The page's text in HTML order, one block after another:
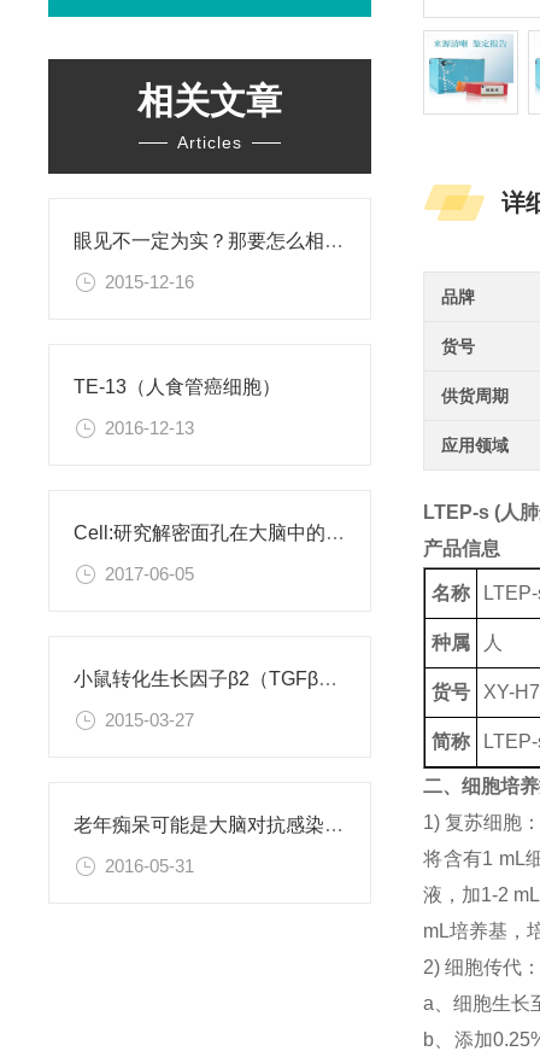
相关文章
Articles
眼见不一定为实？那要怎么相信这个世界？！
2015-12-16
TE-13（人食管癌细胞）
2016-12-13
Cell:研究解密面孔在大脑中的编码
2017-06-05
小鼠转化生长因子β2（TGFβ2）ELISA试剂盒
2015-03-27
老年痴呆可能是大脑对抗感染病菌导致的
2016-05-31
详
品牌
货号
供货周期
应用领域
LTEP-s (人
产品信息
名称
种属 人
货号 XY-
简称
二、细胞培
1) 复苏细胞
将含有1 mL
液，加1-2
mL培养基，
2) 细胞传代
a、细胞生长
b、添加